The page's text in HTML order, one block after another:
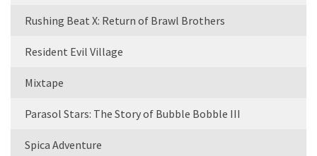
Rushing Beat X: Return of Brawl Brothers
Resident Evil Village
Mixtape
Parasol Stars: The Story of Bubble Bobble III
Spica Adventure